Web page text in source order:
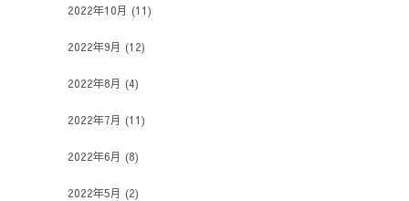
2022年10月 (11)
2022年9月 (12)
2022年8月 (4)
2022年7月 (11)
2022年6月 (8)
2022年5月 (2)